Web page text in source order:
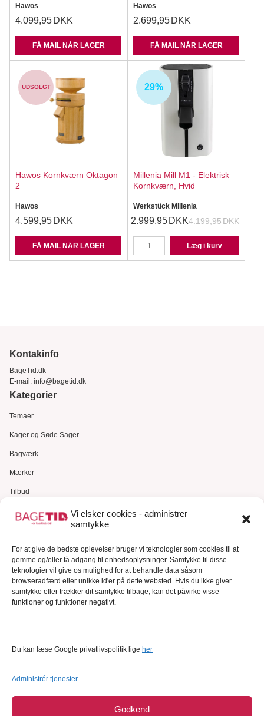
Vi elsker cookies - administrer
samtykke
For at give de bedste oplevelser bruger vi teknologier som cookies til at
gemme og/eller få adgang til enhedsoplysninger. Samtykke til disse
teknologier vil give os mulighed for at behandle data såsom
browseradfærd eller unikke id'er på dette websted. Hvis du ikke giver
samtykke eller trækker dit samtykke tilbage, kan det påvirke visse
funktioner og funktioner negativt.
Du kan læse Google privatlivspolitik lige her
Administrér tjenester
Godkend
Hawos
4.099,95 DKK
FÅ MAIL NÅR LAGER
Hawos
2.699,95 DKK
FÅ MAIL NÅR LAGER
UDSOLGT
Hawos Kornkværn Oktagon
2
Hawos
4.599,95 DKK
FÅ MAIL NÅR LAGER
29%
Millenia Mill M1 - Elektrisk
Kornkværn, Hvid
Werkstück Millenia
4.199,95DKK
2.999,95 DKK
Læg i kurv
Kontakinfo
BageTid.dk
E-mail: info@bagetid.dk
Kategorier
Temaer
Kager og Søde Sager
Bagværk
Mærker
Tilbud
Gavekort
Kundeservice
Kundeservice
FAQ – Ofte stillede spørgsmål
Om Bagetid.dk
Se Fødevarestyrelsens smiley-rapporter